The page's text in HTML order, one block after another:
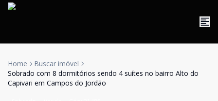
Home
Buscar imóvel
Sobrado com 8 dormitórios sendo 4 suítes no bairro Alto do
Capivari em Campos do Jordão